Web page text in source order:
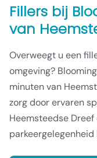
Fillers bij
van
Overweegt u een
omgeving?
minuten van
zorg door ervaren
Heemsteedse